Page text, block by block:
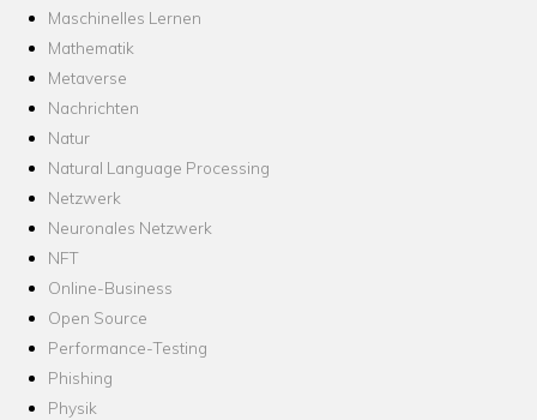
Maschinelles Lernen
Mathematik
Metaverse
Nachrichten
Natur
Natural Language Processing
Netzwerk
Neuronales Netzwerk
NFT
Online-Business
Open Source
Performance-Testing
Phishing
Physik